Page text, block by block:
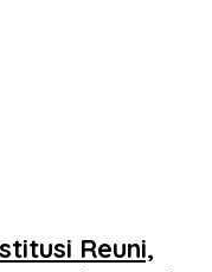
Reuni,